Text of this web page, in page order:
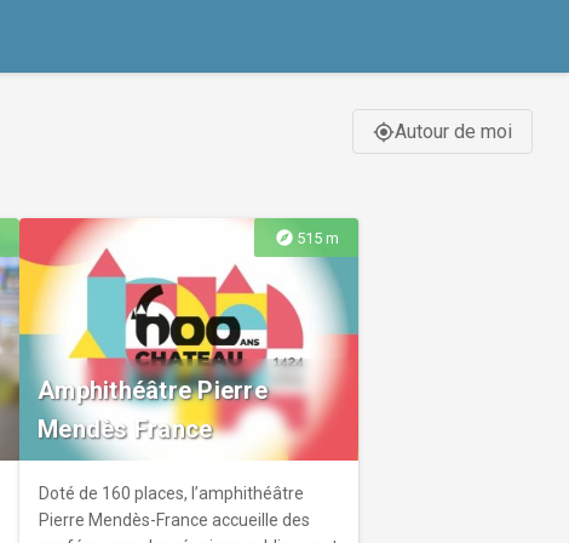
gps_fixedAutour de moi
explore 515 m
Amphithéâtre Pierre
Mendès France
Doté de 160 places, l’amphithéâtre
Pierre Mendès-France accueille des